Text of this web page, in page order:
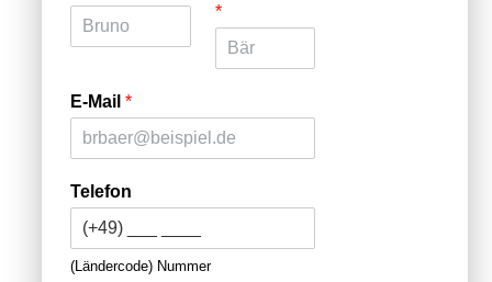
*
E-Mail *
Telefon
(Ländercode) Nummer